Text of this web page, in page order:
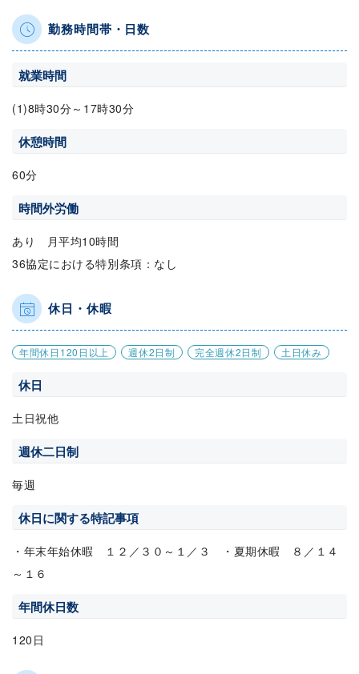
勤務時間帯・日数
就業時間
(1)8時30分～17時30分
休憩時間
60分
時間外労働
あり 月平均10時間
36協定における特別条項：なし
休日・休暇
年間休日120日以上 週休2日制 完全週休2日制 土日休み
休日
土日祝他
週休二日制
毎週
休日に関する特記事項
・年末年始休暇 １２／３０～１／３ ・夏期休暇 ８／１４
～１６
年間休日数
120日